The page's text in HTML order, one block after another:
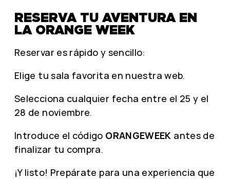
RESERVA TU AVENTURA EN
LA ORANGE WEEK
Reservar es rápido y sencillo:
Elige tu sala favorita en nuestra web.
Selecciona cualquier fecha entre el 25 y el
28 de noviembre.
Introduce el código ORANGEWEEK antes de
finalizar tu compra.
¡Y listo! Prepárate para una experiencia que